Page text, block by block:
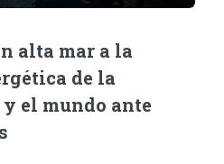
alta mar a la
de la
el mundo ante